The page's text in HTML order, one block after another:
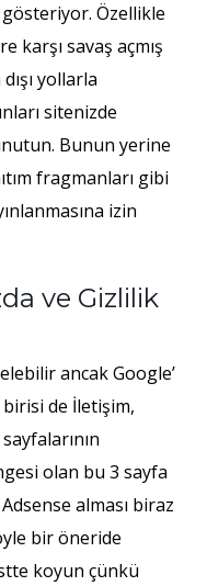
Özellikle
karşı savaş açmış
yollarla
sitenizde
Bunun yerine
fragmanları gibi
izin
ve Gizlilik
ancak Google’
de İletişim,
olan bu 3 sayfa
alması biraz
bir öneride
koyun çünkü